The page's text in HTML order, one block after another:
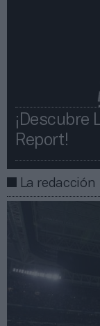
¡Descubre
Report!​​
La redacción